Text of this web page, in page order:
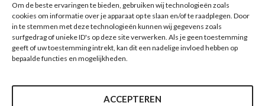
Om de beste ervaringen te bieden, gebruiken wij technologieën zoals
cookies om informatie over je apparaat op te slaan en/of te raadplegen. Door
in te stemmen met deze technologieën kunnen wij gegevens zoals
surfgedrag of unieke ID's op deze site verwerken. Als je geen toestemming
geeft of uw toestemming intrekt, kan dit een nadelige invloed hebben op
bepaalde functies en mogelijkheden.
ACCEPTEREN
Schrijf je in voor onze nieuwsbrief
Nieuwsbrief
E-mailadres*